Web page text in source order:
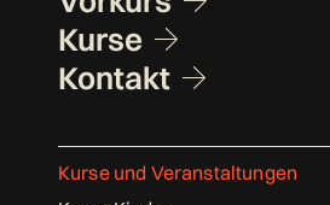
Kurse
Kontakt
Kurse und Veranstaltungen